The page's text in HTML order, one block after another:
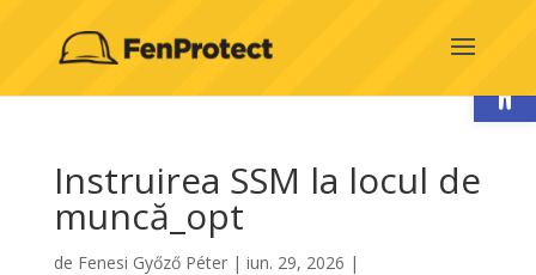
Instruirea SSM la locul de
muncă_opt
de Fenesi Győző Péter| iun. 29, 2026 |